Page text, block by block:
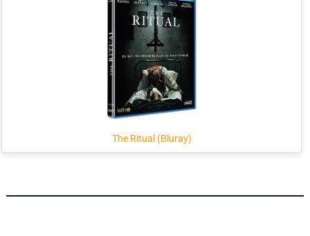
The Ritual (Bluray)